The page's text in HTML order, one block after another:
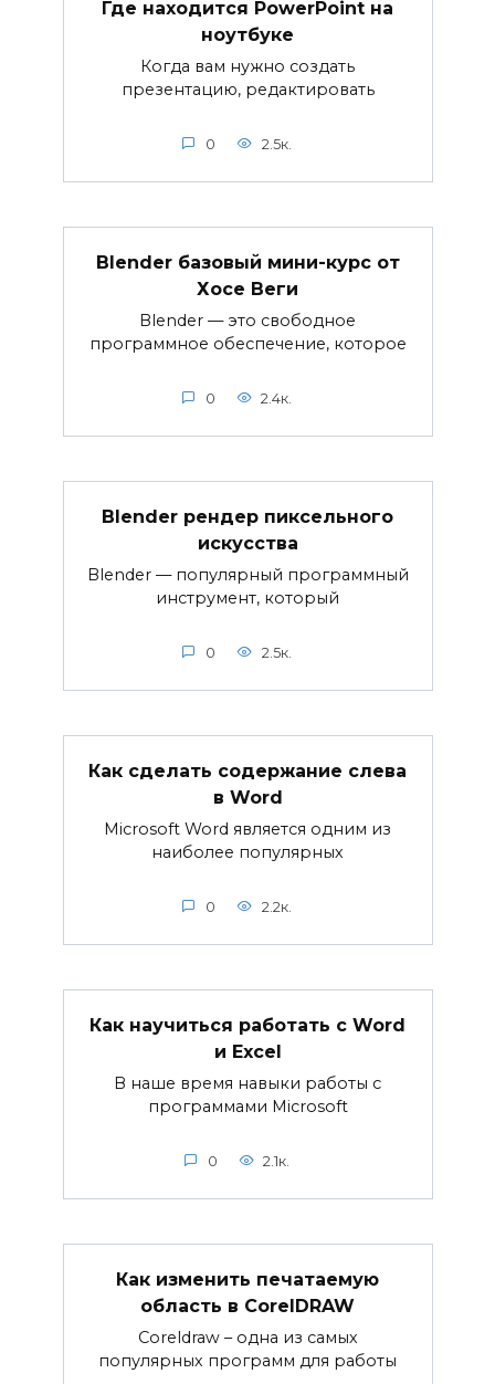
Где находится PowerPoint на
ноутбуке
Когда вам нужно создать
презентацию, редактировать
0 2.5к.
Blender базовый мини-курс от
Хосе Веги
Blender — это свободное
программное обеспечение, которое
0 2.4к.
Blender рендер пиксельного
искусства
Blender — популярный программный
инструмент, который
0 2.5к.
Как сделать содержание слева
в Word
Microsoft Word является одним из
наиболее популярных
0 2.2к.
Как научиться работать с Word
и Excel
В наше время навыки работы с
программами Microsoft
0 2.1к.
Как изменить печатаемую
область в CorelDRAW
Coreldraw – одна из самых
популярных программ для работы